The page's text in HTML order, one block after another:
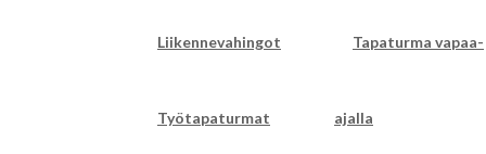
Liikennevahingot Tapaturma vapaa-
ajalla
Työtapaturmat